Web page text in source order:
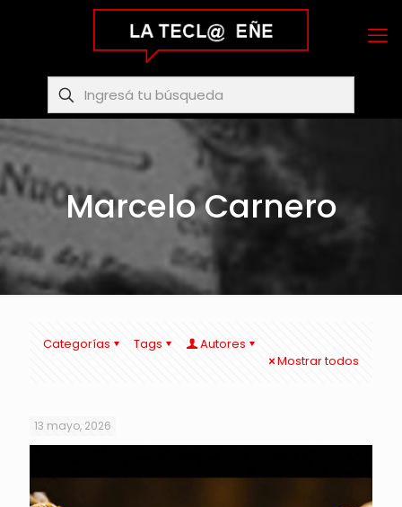
Marcelo Carnero
Categorías Tags
Autores
Mostrar todos
13 mayo, 2026